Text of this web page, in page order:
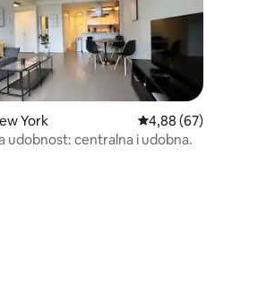
5, recenzija: 64
York Prosječna ocjena:
4,88 (67)
udobnost: centralna i udobna.